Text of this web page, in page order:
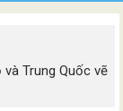
Trung Quốc vẽ